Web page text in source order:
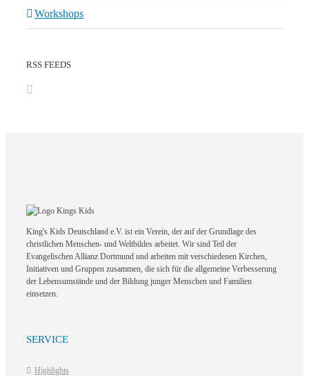
Workshops
RSS FEEDS
King's Kids Deutschland e.V. ist ein Verein, der auf der Grundlage des
christlichen Menschen- und Weltbildes arbeitet. Wir sind Teil der
Evangelischen Allianz Dortmund und arbeiten mit verschiedenen Kirchen,
Initiativen und Gruppen zusammen, die sich für die allgemeine Verbesserung
der Lebensumstände und der Bildung junger Menschen und Familien
einsetzen.
SERVICE
Highlights